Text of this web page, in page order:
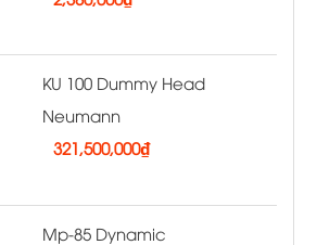
KU 100 Dummy Head
Neumann
321,500,000₫
Mp-85 Dynamic